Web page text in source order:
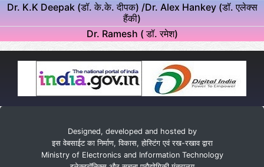
Dr. K.K Deepak (डॉ. के.के. दीपक) /Dr. Alex Hankey (डॉ. एलेक्स
हैंकी)
Dr. Ramesh ( डॉ. रमेश)
Designed, developed and hosted by
इस वेबसाईट का निर्माण, विकास, होस्टिंग एवं रख-रखाव द्वारा
Ministry of Electronics and Information Technology